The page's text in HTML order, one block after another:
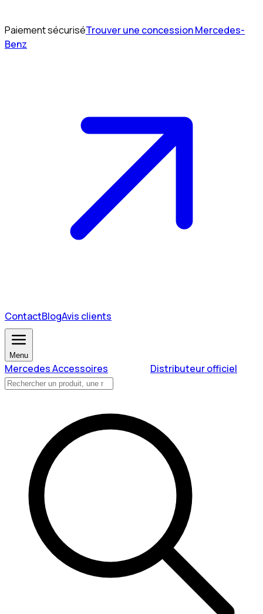
Paiement sécuriséTrouver une concession Mercedes-
Benz
ContactBlogAvis clients
Menu
Mercedes Accessoires Distributeur officiel